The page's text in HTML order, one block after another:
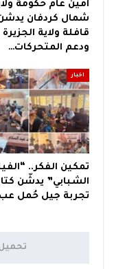
امين عام حكومة
شمال كردفان
قافلة ولاية
ودعم المتحركات…
اخبار
تمكين الفكر..
الشبابي” يدشّن
تجربة جيل حُمل